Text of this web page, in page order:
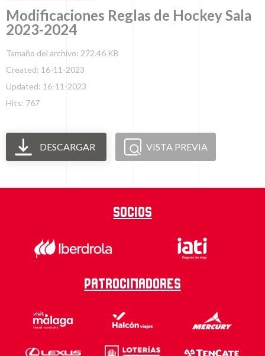
Modificaciones Reglas de Hockey Sala
2023-2024
Tamaño del archivo: 272.46 KB
Created: 16-11-2023
Updated: 16-11-2023
Hits: 767
DESCARGAR VISTA PREVIA
Socios
Patrocinadores